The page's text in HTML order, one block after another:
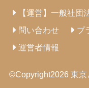
【運営】一般社団
問い合わせ
プ
運営者情報
©Copyright2026 東京